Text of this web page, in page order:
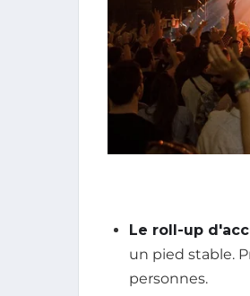
Le roll-up
un pied stable.
personnes.